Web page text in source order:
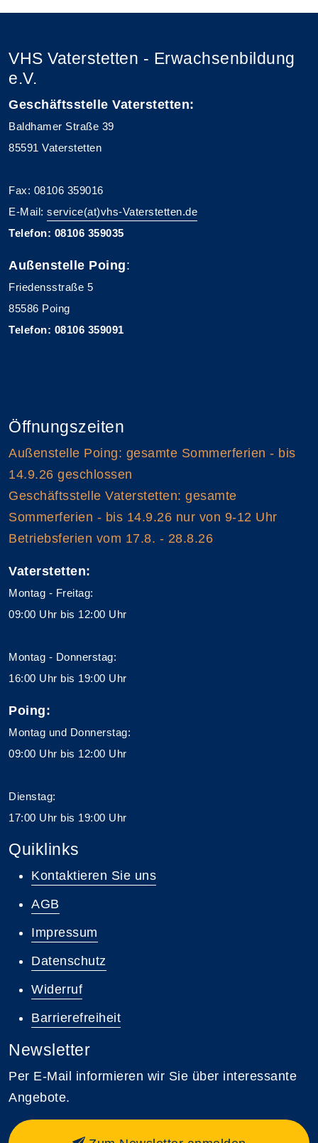
VHS Vaterstetten - Erwachsenbildung
e.V.
Geschäftsstelle Vaterstetten:
Baldhamer Straße 39
85591 Vaterstetten
Fax: 08106 359016
E-Mail: service(at)vhs-Vaterstetten.de
Telefon: 08106 359035
Außenstelle Poing:
Friedensstraße 5
85586 Poing
Telefon: 08106 359091
Öffnungszeiten
Außenstelle Poing: gesamte Sommerferien - bis
14.9.26 geschlossen
Geschäftsstelle Vaterstetten: gesamte
Sommerferien - bis 14.9.26 nur von 9-12 Uhr
Betriebsferien vom 17.8. - 28.8.26
Vaterstetten:
Montag - Freitag:
09:00 Uhr bis 12:00 Uhr
Montag - Donnerstag:
16:00 Uhr bis 19:00 Uhr
Poing:
Montag und Donnerstag:
09:00 Uhr bis 12:00 Uhr
Dienstag:
17:00 Uhr bis 19:00 Uhr
Quiklinks
Kontaktieren Sie uns
AGB
Impressum
Datenschutz
Widerruf
Barrierefreiheit
Newsletter
Per E-Mail informieren wir Sie über interessante
Angebote.